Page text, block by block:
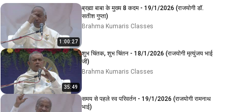
Related videos
1:00:27
ब्रह्मा बाबा के मुख्य 8 कदम - 19/1/2026 (राजयोगी डॉ.
सतीश गुप्ता)
Brahma Kumaris Classes
35:49
शुभ चिंतक, शुभ चिंतन - 18/1/2026 (राजयोगी मृत्युंजय भाई
जी)
Brahma Kumaris Classes
समय से पहले स्व परिवर्तन - 19/1/2026 (राजयोगी रामनाथ
भाई)